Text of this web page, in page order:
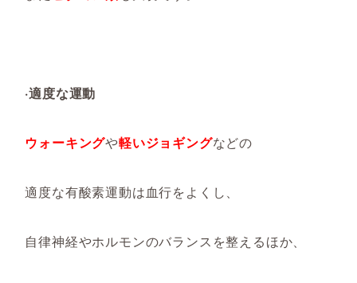
·適度な運動
ウォーキングや軽いジョギングなどの
適度な有酸素運動は血行をよくし、
自律神経やホルモンのバランスを整えるほか、